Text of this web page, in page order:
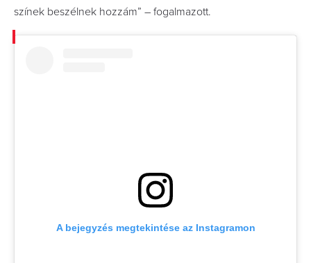
színek beszélnek hozzám” – fogalmazott.
A bejegyzés megtekintése az Instagramon